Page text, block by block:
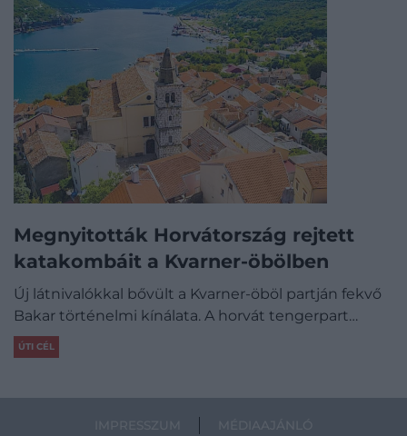
Megnyitották Horvátország rejtett
katakombáit a Kvarner-öbölben
Új látnivalókkal bővült a Kvarner-öböl partján fekvő
Bakar történelmi kínálata. A horvát tengerpart…
ÚTI CÉL